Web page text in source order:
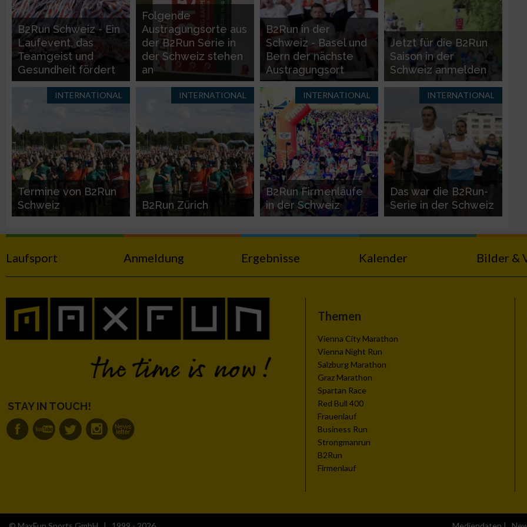
B2Run Schweiz - Ein
Laufevent, das
Teamgeist und
Gesundheit fördert
Folgende
Austragungsorte aus
der B2Run Serie in
der Schweiz stehen
an
B2Run in der
Schweiz - Basel und
Bern der nächste
Austragungsort
Jetzt für die B2Run
Saison in der
Schweiz anmelden
INTERNATIONAL
Termine von B2Run
Schweiz
INTERNATIONAL
B2Run Zürich
INTERNATIONAL
B2Run Firmenläufe
in der Schweiz
INTERNATIONAL
Das war die B2Run-
Serie in der Schweiz
Laufsport Anmeldung Ergebnisse Kalender Bilder &
STAY IN TOUCH!
Themen
Vienna City Marathon
Vienna Night Run
Salzburg Marathon
Graz Marathon
Spartan Race
Red Bull 400
Frauenlauf
Business Run
Strongmanrun
B2Run
Firmenlauf
Erstellung von Profilen zur Personalisierung von Inhalten
Verwendung von Profilen zur Auswahl personalisierter Inhalte
Messung der Werbeleistung
Messung der Performance von Inhalten
Analyse von Zielgruppen durch Statistiken oder Kombinationen von Daten aus
verschiedenen Quellen
Entwicklung und Verbesserung der Angebote
Verwendung genauer Standortdaten
Geräte anhand von aktiv angeforderten Informationen identifizieren
Nicht-IAB-Verarbeitungszwecke:
Performance